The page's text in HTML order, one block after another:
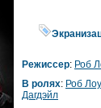
Режиссер: Роб
В ролях: Роб Лоу
Дагдэйл